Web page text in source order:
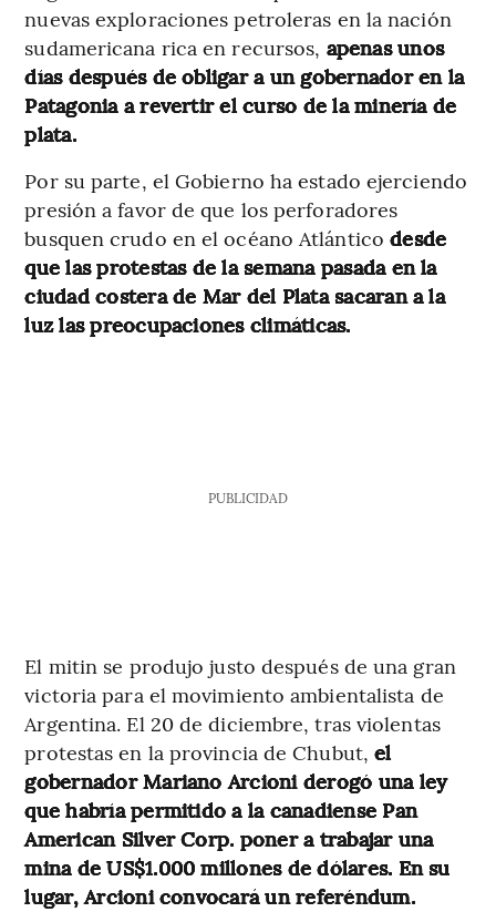
nuevas exploraciones petroleras en la nación
sudamericana rica en recursos, apenas unos
días después de obligar a un gobernador en la
Patagonia a revertir el curso de la minería de
plata.
Por su parte, el Gobierno ha estado ejerciendo
presión a favor de que los perforadores
busquen crudo en el océano Atlánticodesde
que las protestas de la semana pasada en la
ciudad costera de Mar del Plata sacaran a la
luz las preocupaciones climáticas.
PUBLICIDAD
El mitin se produjo justo después de una gran
victoria para el movimiento ambientalista de
Argentina. El 20 de diciembre, tras violentas
protestas en la provincia de Chubut,el
gobernador Mariano Arcioni derogó una ley
que habría permitido a la canadiense Pan
American Silver Corp. poner a trabajar una
mina de US$1.000 millones de dólares. En su
lugar, Arcioni convocará un referéndum.